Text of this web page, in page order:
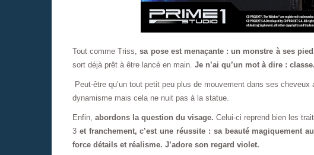
Tout comme Triss,sa pose est menaçante : un monstre à ses
sort déjà prêt à être lancé en main. Je n’ai qu’un mot à dire : classe.
Peut-être qu’un tout petit peu plus de mouvement dans ses
dynamisme mais cela ne nuit pas à la statue.
Enfin, abordons la question du visage. Celui-ci reprend bien les
3 et franchement, c’est une réussite : sa beauté magiquement
force détails et réalisme. J’adore son regard violet.